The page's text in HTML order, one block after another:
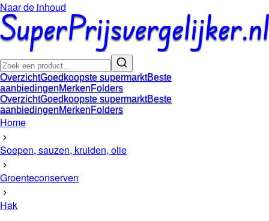
Naar de inhoud
OverzichtGoedkoopste supermarktBeste
aanbiedingenMerkenFolders
OverzichtGoedkoopste supermarktBeste
aanbiedingenMerkenFolders
Home
Soepen, sauzen, kruiden, olie
Groenteconserven
Hak